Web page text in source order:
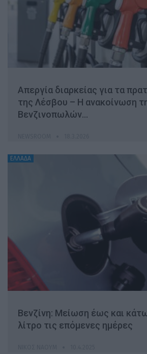
Απεργία διαρκείας για τα
της Λέσβου – Η ανακοίνωση
Βενζινοπωλών…
ΕΛΛΑΔΑ
Βενζίνη: Μείωση έως και
λίτρο τις επόμενες ημέρες